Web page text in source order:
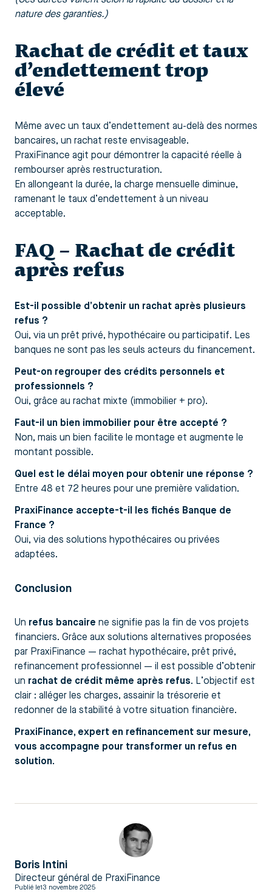
nature des garanties.)
Rachat de crédit et taux
d’endettement trop
élevé
Même avec un taux d’endettement au-delà des normes
bancaires, un rachat reste envisageable.
PraxiFinance agit pour démontrer la capacité réelle à
rembourser après restructuration.
En allongeant la durée, la charge mensuelle diminue,
ramenant le taux d’endettement à un niveau
acceptable.
FAQ – Rachat de crédit
après refus
Est-il possible d’obtenir un rachat après plusieurs
refus ?
Oui, via un prêt privé, hypothécaire ou participatif. Les
banques ne sont pas les seuls acteurs du financement.
Peut-on regrouper des crédits personnels et
professionnels ?
Oui, grâce au rachat mixte (immobilier + pro).
Faut-il un bien immobilier pour être accepté ?
Non, mais un bien facilite le montage et augmente le
montant possible.
Quel est le délai moyen pour obtenir une réponse ?
Entre 48 et 72 heures pour une première validation.
PraxiFinance accepte-t-il les fichés Banque de
France ?
Oui, via des solutions hypothécaires ou privées
adaptées.
Conclusion
Un refus bancaire ne signifie pas la fin de vos projets
financiers. Grâce aux solutions alternatives proposées
par PraxiFinance — rachat hypothécaire, prêt privé,
refinancement professionnel — il est possible d’obtenir
un rachat de crédit même après refus. L’objectif est
clair : alléger les charges, assainir la trésorerie et
redonner de la stabilité à votre situation financière.
PraxiFinance, expert en refinancement sur mesure,
vous accompagne pour transformer un refus en
solution.
Boris Intini
Directeur général de PraxiFinance
Publié le13 novembre 2025